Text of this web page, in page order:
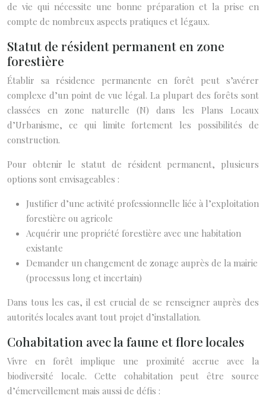
de vie qui nécessite une bonne préparation et la prise en
compte de nombreux aspects pratiques et légaux.
Statut de résident permanent en zone
forestière
Établir sa résidence permanente en forêt peut s’avérer
complexe d’un point de vue légal. La plupart des forêts sont
classées en zone naturelle (N) dans les Plans Locaux
d’Urbanisme, ce qui limite fortement les possibilités de
construction.
Pour obtenir le statut de résident permanent, plusieurs
options sont envisageables :
Justifier d’une activité professionnelle liée à l’exploitation
forestière ou agricole
Acquérir une propriété forestière avec une habitation
existante
Demander un changement de zonage auprès de la mairie
(processus long et incertain)
Dans tous les cas, il est crucial de se renseigner auprès des
autorités locales avant tout projet d’installation.
Cohabitation avec la faune et flore locales
Vivre en forêt implique une proximité accrue avec la
biodiversité locale. Cette cohabitation peut être source
d’émerveillement mais aussi de défis :